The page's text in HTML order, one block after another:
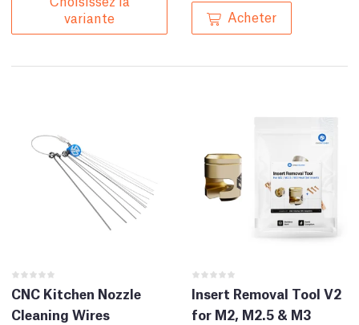
variante
Acheter
CNC Kitchen Nozzle
Cleaning Wires
Insert Removal Tool V2
for M2, M2.5 & M3